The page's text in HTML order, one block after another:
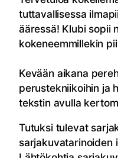
tuttavallisessa
ääressä! Klubi sopii
kokeneemmillekin
Kevään aikana
perustekniikoihin ja
tekstin avulla
Tutuksi tulevat
sarjakuvatarinoiden